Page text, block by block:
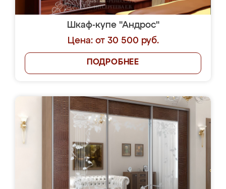
Шкаф-купе "Андрос"
Цена: от 30 500 руб.
ПОДРОБНЕЕ